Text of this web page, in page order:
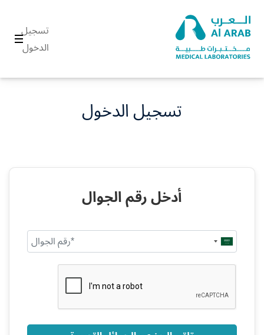
تسجيل
الدخول
تسجيل الدخول
أدخل رقم الجوال
Saudi
Arabia